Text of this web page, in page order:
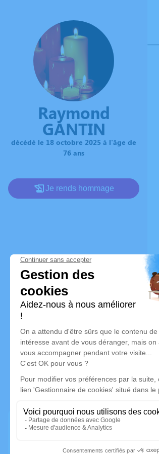
Raymond
GANTIN
décédé le 18 octobre 2025 à l'âge de
76 ans
Je rends hommage